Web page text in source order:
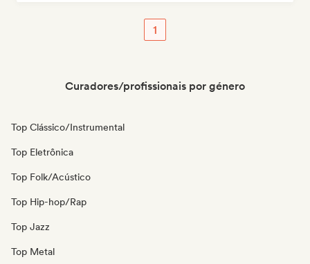
1
Curadores/profissionais por género
Top Clássico/Instrumental
Top Eletrônica
Top Folk/Acústico
Top Hip-hop/Rap
Top Jazz
Top Metal